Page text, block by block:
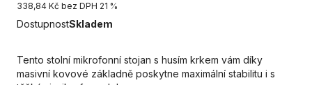
338,84 Kč bez DPH 21 %
DostupnostSkladem
Tento stolní mikrofonní stojan s husím krkem vám díky
masivní kovové základně poskytne maximální stabilitu i s